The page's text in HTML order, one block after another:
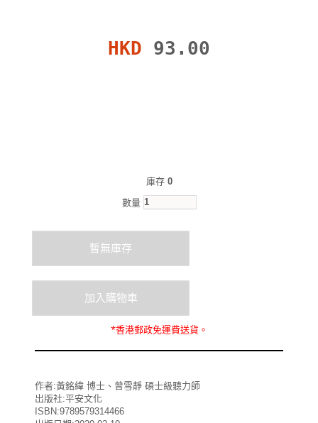
HKD 93.00
庫存 0
數量
*香港郵政免運費送貨。
作者:黃銘緯 博士、曾雪靜 碩士級聽力師
出版社:平安文化
ISBN:9789579314466